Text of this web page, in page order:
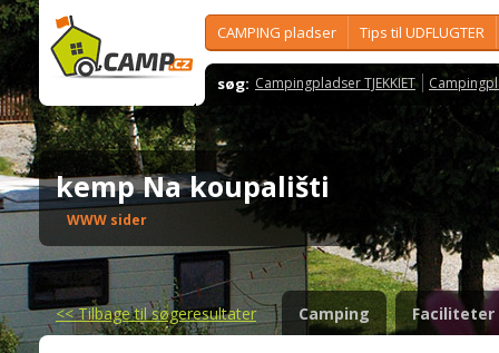
CAMPING pladser Tips til UDFLUGTER
søg: Campingpladser TJEKKIET
kemp Na koupališti
WWW sider
<<Tilbage til søgeresultater Camping Faciliteter